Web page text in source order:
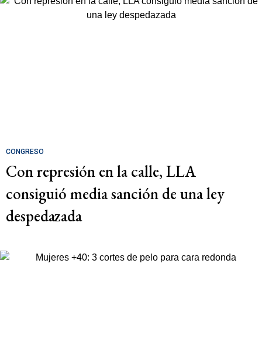
CONGRESO
Con represión en la calle, LLA
consiguió media sanción de una ley
despedazada